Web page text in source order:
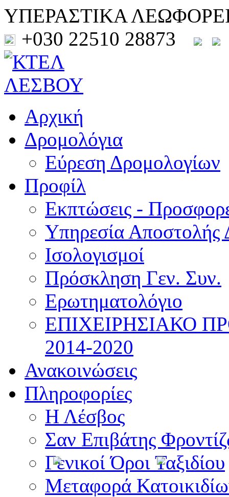
ΥΠΕΡΑΣΤΙΚΑ
+030 22510 28873
Αρχική
Δρομολόγια
Εύρεση Δρομολογίων
Προφίλ
Εκπτώσεις -
Υπηρεσία Αποστολής
Ισολογισμοί
Πρόσκληση Γεν. Συν.
Ερωτηματολόγιο
ΕΠΙΧΕΙΡΗΣΙΑΚΟ
2014-2020
Ανακοινώσεις
Πληροφορίες
Η Λέσβος
Σαν Επιβάτης
Γενικοί Όροι Ταξιδίου
Μεταφορά